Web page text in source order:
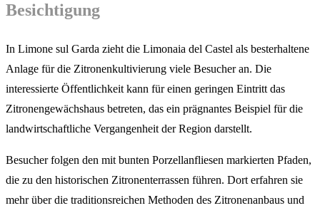
Besichtigung
In Limone sul Garda zieht die Limonaia del Castel als besterhaltene
Anlage für die Zitronenkultivierung viele Besucher an. Die
interessierte Öffentlichkeit kann für einen geringen Eintritt das
Zitronengewächshaus betreten, das ein prägnantes Beispiel für die
landwirtschaftliche Vergangenheit der Region darstellt.
Besucher folgen den mit bunten Porzellanfliesen markierten Pfaden,
die zu den historischen Zitronenterrassen führen. Dort erfahren sie
mehr über die traditionsreichen Methoden des Zitronenanbaus und